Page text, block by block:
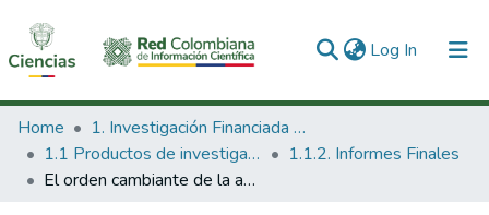
Log In (current)
Communities & Collections
All of DSpace
Home
1. Investigación Financiada con Recursos Públicos
1.1 Productos de investigación
1.1.2. Informes Finales
El orden cambiante de la amistad. Redes de poder en las provincias de la costa y centro de la Nueva Granada 1831 - 1839.